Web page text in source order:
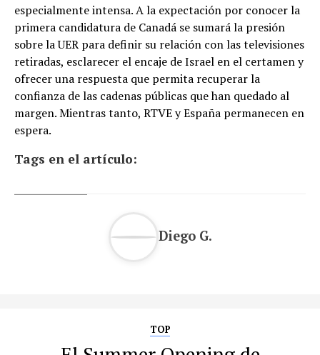
especialmente intensa. A la expectación por conocer la
primera candidatura de Canadá se sumará la presión
sobre la UER para definir su relación con las televisiones
retiradas, esclarecer el encaje de Israel en el certamen y
ofrecer una respuesta que permita recuperar la
confianza de las cadenas públicas que han quedado al
margen. Mientras tanto, RTVE y España permanecen en
espera.
Tags en el artículo:
Diego G.
TOP